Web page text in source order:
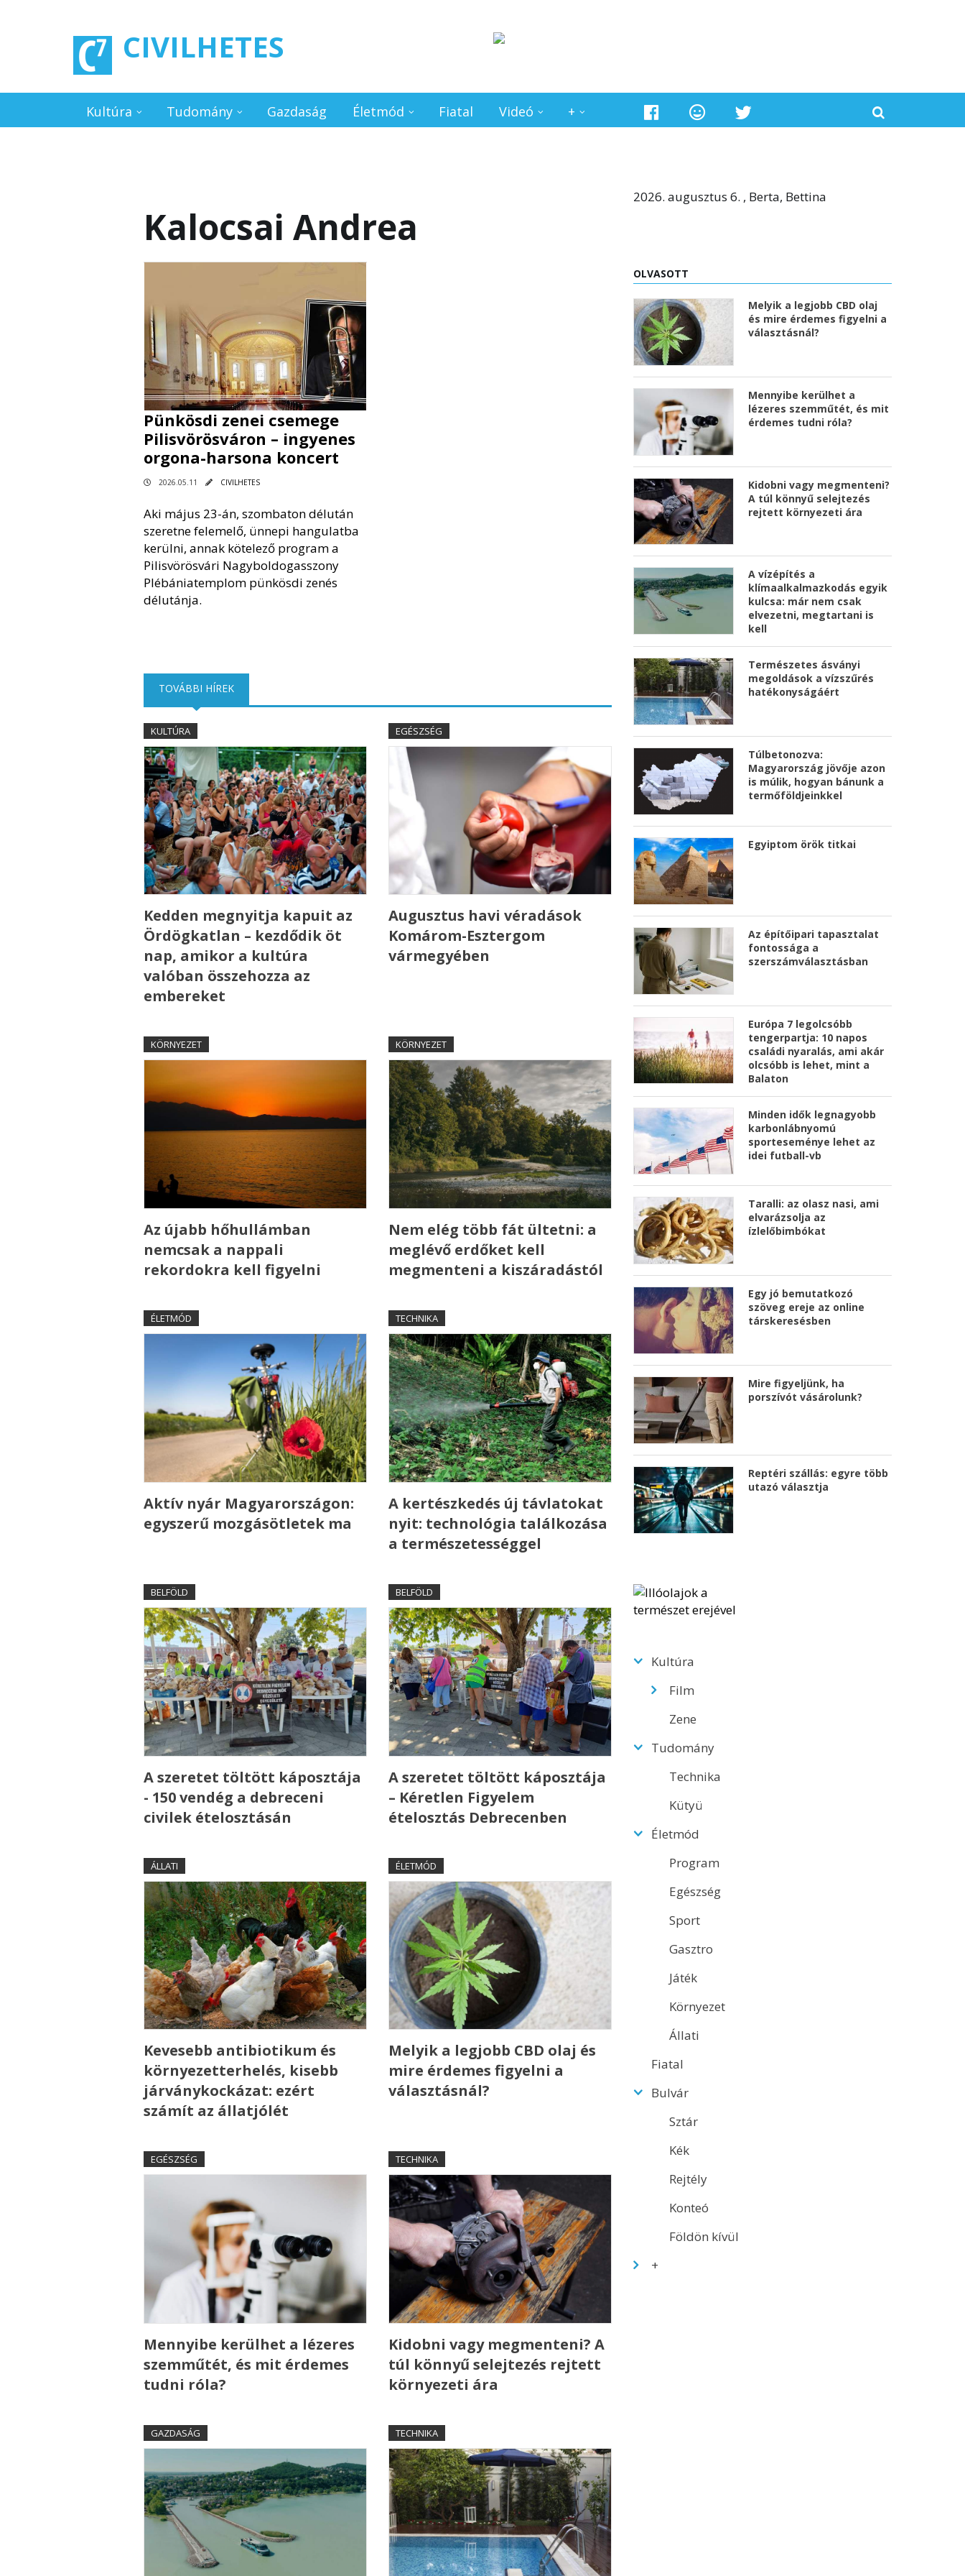
CIVILHETES
Kultúra Tudomány Gazdaság Életmód Fiatal Videó +
Kalocsai Andrea
Pünkösdi zenei csemege
Pilisvörösváron – ingyenes
orgona-harsona koncert
2026.05.11 CIVILHETES
Aki május 23-án, szombaton délután
szeretne felemelő, ünnepi hangulatba
kerülni, annak kötelező program a
Pilisvörösvári Nagyboldogasszony
Plébániatemplom pünkösdi zenés
délutánja.
TOVÁBBI HÍREK(AKTÍV FÜL)
KULTÚRA
Kedden megnyitja kapuit az
Ördögkatlan – kezdődik öt
nap, amikor a kultúra
valóban összehozza az
embereket
EGÉSZSÉG
Augusztus havi véradások
Komárom-Esztergom
vármegyében
KÖRNYEZET
Az újabb hőhullámban
nemcsak a nappali
rekordokra kell figyelni
KÖRNYEZET
Nem elég több fát ültetni: a
meglévő erdőket kell
megmenteni a kiszáradástól
ÉLETMÓD
Aktív nyár Magyarországon:
egyszerű mozgásötletek ma
TECHNIKA
A kertészkedés új távlatokat
nyit: technológia találkozása
a természetességgel
BELFÖLD
A szeretet töltött káposztája
- 150 vendég a debreceni
civilek ételosztásán
BELFÖLD
A szeretet töltött káposztája
– Kéretlen Figyelem
ételosztás Debrecenben
ÁLLATI
Kevesebb antibiotikum és
környezetterhelés, kisebb
járványkockázat: ezért
számít az állatjólét
ÉLETMÓD
Melyik a legjobb CBD olaj és
mire érdemes figyelni a
választásnál?
EGÉSZSÉG
Mennyibe kerülhet a lézeres
szemműtét, és mit érdemes
tudni róla?
TECHNIKA
Kidobni vagy megmenteni? A
túl könnyű selejtezés rejtett
környezeti ára
GAZDASÁG TECHNIKA
2026. augusztus 6. , Berta, Bettina
OLVASOTT
Melyik a legjobb CBD olaj
és mire érdemes figyelni a
választásnál?
Mennyibe kerülhet a
lézeres szemműtét, és mit
érdemes tudni róla?
Kidobni vagy megmenteni?
A túl könnyű selejtezés
rejtett környezeti ára
A vízépítés a
klímaalkalmazkodás egyik
kulcsa: már nem csak
elvezetni, megtartani is
kell
Természetes ásványi
megoldások a vízszűrés
hatékonyságáért
Túlbetonozva:
Magyarország jövője azon
is múlik, hogyan bánunk a
termőföldjeinkkel
Egyiptom örök titkai
Az építőipari tapasztalat
fontossága a
szerszámválasztásban
Európa 7 legolcsóbb
tengerpartja: 10 napos
családi nyaralás, ami akár
olcsóbb is lehet, mint a
Balaton
Minden idők legnagyobb
karbonlábnyomú
sporteseménye lehet az
idei futball-vb
Taralli: az olasz nasi, ami
elvarázsolja az
ízlelőbimbókat
Egy jó bemutatkozó
szöveg ereje az online
társkeresésben
Mire figyeljünk, ha
porszívót vásárolunk?
Reptéri szállás: egyre több
utazó választja
Kultúra
Film
Zene
Tudomány
Technika
Kütyü
Életmód
Program
Egészség
Sport
Gasztro
Játék
Környezet
Állati
Fiatal
Bulvár
Sztár
Kék
Rejtély
Konteó
Földön kívül
+